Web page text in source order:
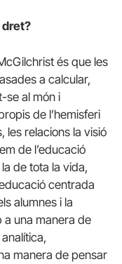
dret?
és que les
a calcular,
se al món i
de l’hemisferi
les relacions la visió
de l’educació
de tota la vida,
centrada
alumnes i la
a una manera de
manera de pensar